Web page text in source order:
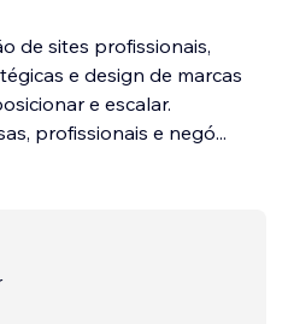
de sites profissionais,
e design de marcas
e escalar.
profissionais e negó...